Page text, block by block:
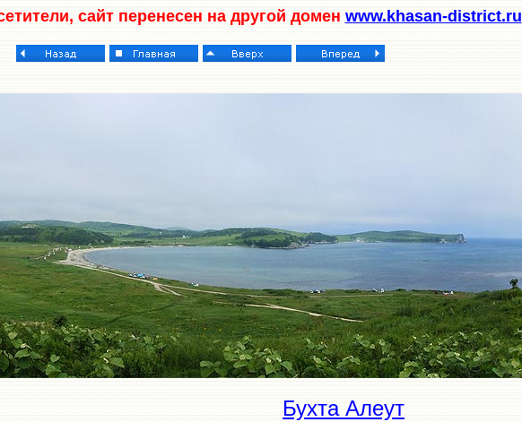
сайт перенесен на другой домен www.khasan-district.ru
Бухта Алеут